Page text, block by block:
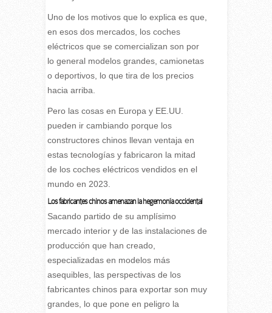
Uno de los motivos que lo explica es que,
en esos dos mercados, los coches
eléctricos que se comercializan son por
lo general modelos grandes, camionetas
o deportivos, lo que tira de los precios
hacia arriba.
Pero las cosas en Europa y EE.UU.
pueden ir cambiando porque los
constructores chinos llevan ventaja en
estas tecnologías y fabricaron la mitad
de los coches eléctricos vendidos en el
mundo en 2023.
Los fabricantes chinos amenazan la hegemonía occidental
Sacando partido de su amplísimo
mercado interior y de las instalaciones de
producción que han creado,
especializadas en modelos más
asequibles, las perspectivas de los
fabricantes chinos para exportar son muy
grandes, lo que pone en peligro la